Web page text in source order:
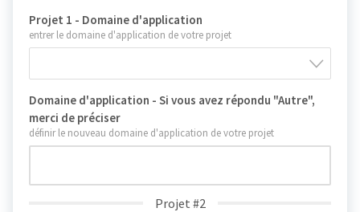
Projet 1 - Domaine d'application
entrer le domaine d'application de votre projet
Domaine d'application - Si vous avez répondu "Autre",
merci de préciser
définir le nouveau domaine d'application de votre projet
Projet #2